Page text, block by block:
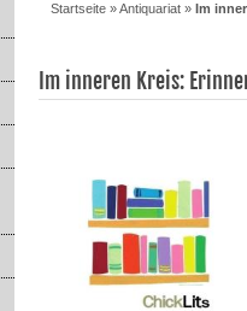
Startseite »Antiquariat » Im
Im inneren Kreis: